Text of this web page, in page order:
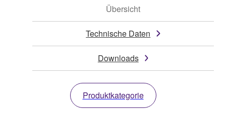
Übersicht
Technische Daten
Downloads
Produktkategorie